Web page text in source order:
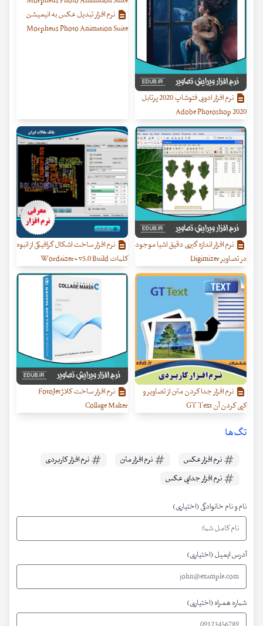
نرم افزار ادوبی فتوشاپ 2020 پرتابل
Adobe Photoshop 2020
نرم افزار تبدیل عکس به انیمیشن
Morpheus Photo Animation Suite
نرم افزار اندازه گیری دقیق اشیا موجود
در تصاویر Digimizer
نرم افزار ساخت اشکال گرافیکی از انبوه
کلمات Wordaizer+ v5.0 Build
نرم افزار جدا کردن متن از تصاویر و
کپی کردن آن GT Text
نرم افزار ساخت کلاژ FotoJet
Collage Maker
تگ‌ها
نرم افزار عکس نرم افزار متن
نرم افزار کاربردی
نرم افزار جدایی عکس
نام و نام خانوادگی (اختیاری)
آدرس ایمیل (اختیاری)
شماره همراه (اختیاری)